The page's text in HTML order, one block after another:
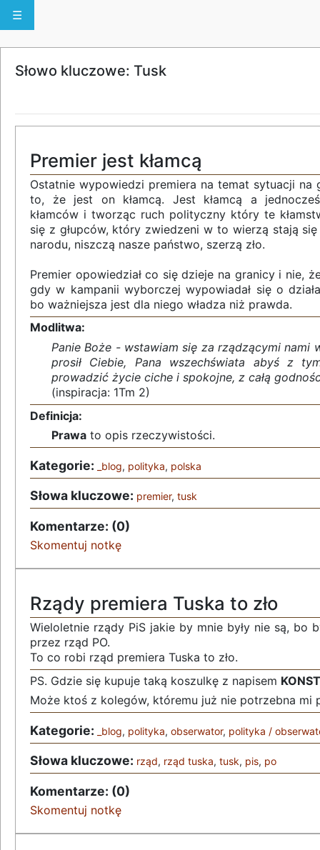
☰
Słowo kluczowe: Tusk
Premier jest kłamcą
Ostatnie wypowiedzi premiera na temat sytuacji
to, że jest on kłamcą. Jest kłamcą a
kłamców i tworząc ruch polityczny który te
się z głupców, który zwiedzeni w to wierzą stają
narodu, niszczą nasze państwo, szerzą zło.
Premier opowiedział co się dzieje na granicy i nie,
gdy w kampanii wyborczej wypowiadał się o
bo ważniejsza jest dla niego władza niż prawda.
Modlitwa:
Panie Boże - wstawiam się za rządzącymi nami
prosił Ciebie, Pana wszechświata abyś z
prowadzić życie ciche i spokojne, z całą
(inspiracja: 1Tm 2)
Definicja:
Prawa to opis rzeczywistości.
Kategorie: _blog, polityka, polska
Słowa kluczowe: premier, tusk
Komentarze: (0)
Skomentuj notkę
Rządy premiera Tuska to zło
Wieloletnie rządy PiS jakie by mnie były nie są, bo
przez rząd PO.
To co robi rząd premiera Tuska to zło.
PS. Gdzie się kupuje taką koszulkę z napisem
Może ktoś z kolegów, któremu już nie potrzebna mi
Kategorie: _blog, polityka, obserwator, polityka /
Słowa kluczowe: rząd, rząd tuska, tusk, pis, po
Komentarze: (0)
Skomentuj notkę